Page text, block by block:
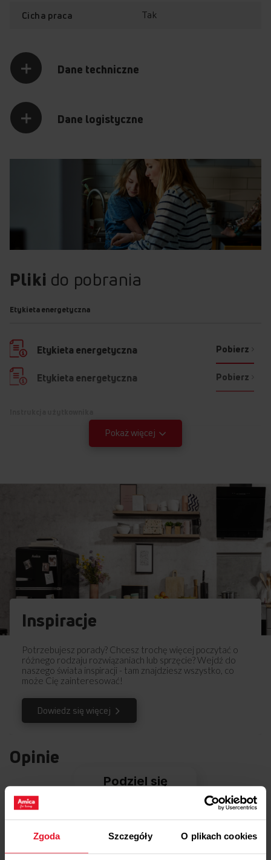
Zgoda Szczegóły O plikach cookies
Cicha praca Tak
Dane techniczne
Dane logistyczne
Pliki do pobrania
Etykieta energetyczna
Etykieta energetyczna Pobierz
Etykieta energetyczna Pobierz
Ostrzeżenia i informacje dotyczące
Pokaż więcej
Inspiracje
Potrzebujesz porady? Chcesz trochę więcej poczytać o
różnego rodzaju rozwiązaniach lub sprzęcie? Wejdź do
naszego świata inspiracji - tam znajdziesz wszystko, co
może Cię zainteresować!
Dowiedz się więcej
Opinie
Podziel się